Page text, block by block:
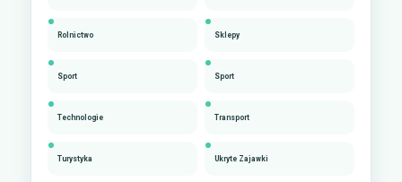
Rolnictwo Sklepy
Sport Sport
Technologie Transport
Turystyka Ukryte Zajawki